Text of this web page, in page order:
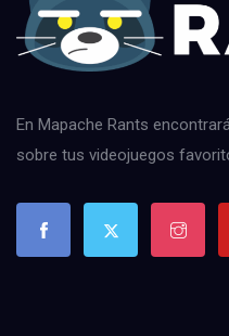
En Mapache Rants
sobre tus videojuegos